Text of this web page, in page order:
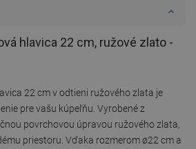
hlavica 22 cm, ružové zlato -
22 cm v odtieni ružového zlata je
pre vašu kúpeľňu. Vyrobené z
povrchovou úpravou ružového zlata,
priestoru. Vďaka rozmerom ø22 cm a